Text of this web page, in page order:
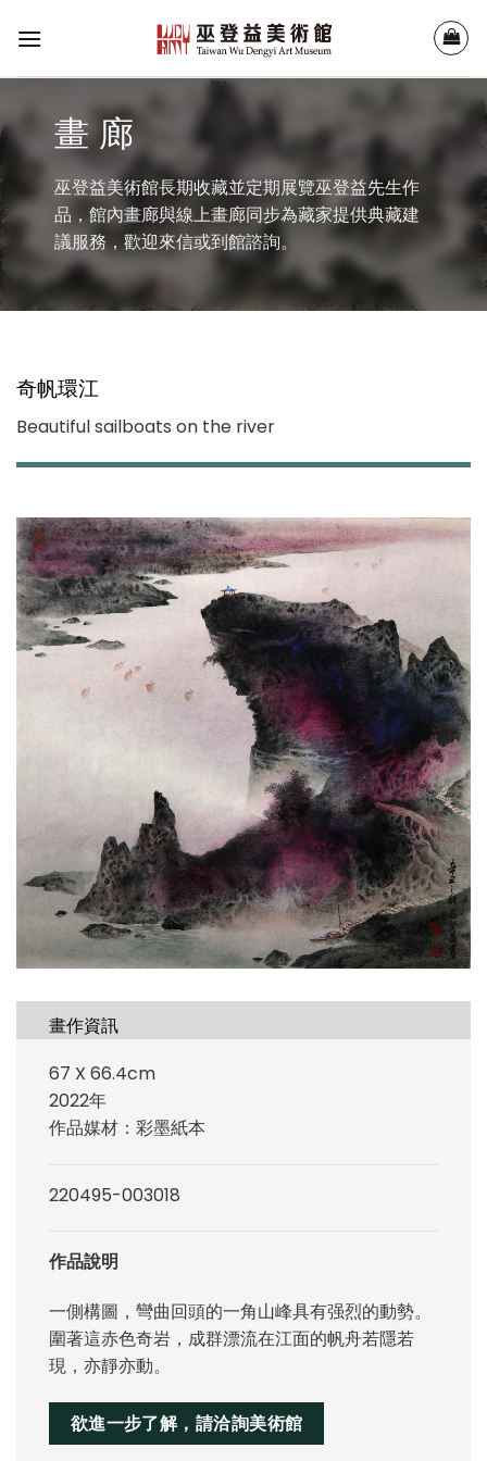
畫 廊
巫登益美術館長期收藏並定期展覽巫登益先生作
品，館內畫廊與線上畫廊同步為藏家提供典藏建
議服務，歡迎來信或到館諮詢。
奇帆環江
Beautiful sailboats on the river
畫作資訊
67 X 66.4cm
2022年
作品媒材：彩墨紙本
220495-003018
作品說明
一側構圖，彎曲回頭的一角山峰具有强烈的動勢。
圍著這赤色奇岩，成群漂流在江面的帆舟若隱若
現，亦靜亦動。
欲進一步了解，請洽詢美術館